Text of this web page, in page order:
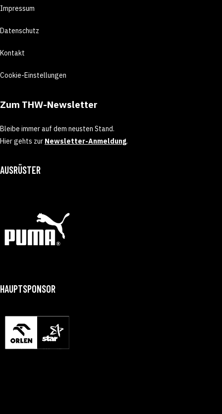
Impressum
Datenschutz
Kontakt
Cookie-Einstellungen
Zum THW-Newsletter
Bleibe immer auf dem neusten Stand.
Hier gehts zur Newsletter-Anmeldung.
AUSRÜSTER
HAUPTSPONSOR